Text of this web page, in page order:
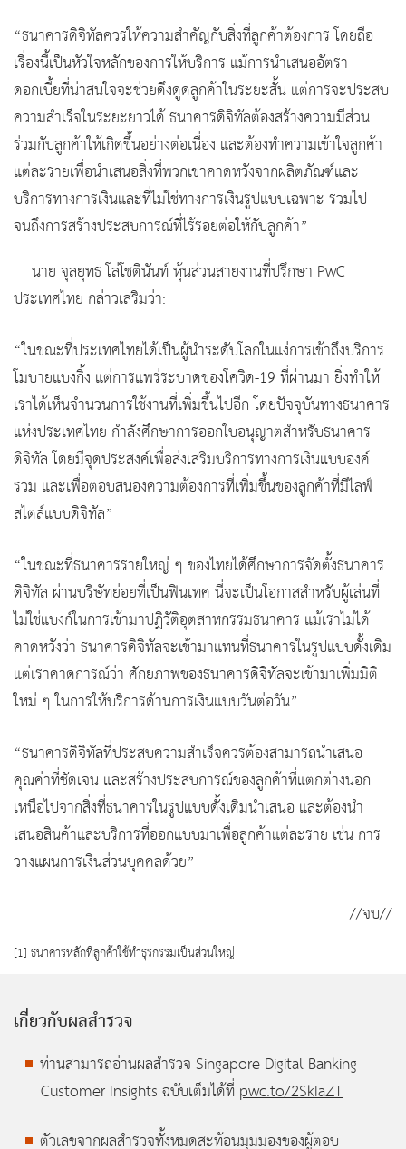
“ธนาคารดิจิทัลควรให้ความสำคัญกับสิ่งที่ลูกค้าต้องการ โดยถือ
เรื่องนี้เป็นหัวใจหลักของการให้บริการ แม้การนำเสนออัตรา
ดอกเบี้ยที่น่าสนใจจะช่วยดึงดูดลูกค้าในระยะสั้น แต่การจะประสบ
ความสำเร็จในระยะยาวได้ ธนาคารดิจิทัลต้องสร้างความมีส่วน
ร่วมกับลูกค้าให้เกิดขึ้นอย่างต่อเนื่อง และต้องทำความเข้าใจลูกค้า
แต่ละรายเพื่อนำเสนอสิ่งที่พวกเขาคาดหวังจากผลิตภัณฑ์และ
บริการทางการเงินและที่ไม่ใช่ทางการเงินรูปแบบเฉพาะ รวมไป
จนถึงการสร้างประสบการณ์ที่ไร้รอยต่อให้กับลูกค้า”
นาย จุลยุทธ โล่โชตินันท์ หุ้นส่วนสายงานที่ปรึกษา PwC
ประเทศไทย กล่าวเสริมว่า:
“ในขณะที่ประเทศไทยได้เป็นผู้นำระดับโลกในแง่การเข้าถึงบริการ
โมบายแบงกิ้ง แต่การแพร่ระบาดของโควิด-19 ที่ผ่านมา ยิ่งทำให้
เราได้เห็นจำนวนการใช้งานที่เพิ่มขึ้นไปอีก โดยปัจจุบันทางธนาคาร
แห่งประเทศไทย กำลังศึกษาการออกใบอนุญาตสำหรับธนาคาร
ดิจิทัล โดยมีจุดประสงค์เพื่อส่งเสริมบริการทางการเงินแบบองค์
รวม และเพื่อตอบสนองความต้องการที่เพิ่มขึ้นของลูกค้าที่มีไลฟ์
สไตล์แบบดิจิทัล”
“ในขณะที่ธนาคารรายใหญ่ ๆ ของไทยได้ศึกษาการจัดตั้งธนาคาร
ดิจิทัล ผ่านบริษัทย่อยที่เป็นฟินเทค นี่จะเป็นโอกาสสำหรับผู้เล่นที่
ไม่ใช่แบงก์ในการเข้ามาปฏิวัติอุตสาหกรรมธนาคาร แม้เราไม่ได้
คาดหวังว่า ธนาคารดิจิทัลจะเข้ามาแทนที่ธนาคารในรูปแบบดั้งเดิม
แต่เราคาดการณ์ว่า ศักยภาพของธนาคารดิจิทัลจะเข้ามาเพิ่มมิติ
ใหม่ ๆ ในการให้บริการด้านการเงินแบบวันต่อวัน”
“ธนาคารดิจิทัลที่ประสบความสำเร็จควรต้องสามารถนำเสนอ
คุณค่าที่ชัดเจน และสร้างประสบการณ์ของลูกค้าที่แตกต่างนอก
เหนือไปจากสิ่งที่ธนาคารในรูปแบบดั้งเดิมนำเสนอ และต้องนำ
เสนอสินค้าและบริการที่ออกแบบมาเพื่อลูกค้าแต่ละราย เช่น การ
วางแผนการเงินส่วนบุคคลด้วย”
//จบ//
[1] ธนาคารหลักที่ลูกค้าใช้ทำธุรกรรมเป็นส่วนใหญ่
เกี่ยวกับผลสำรวจ
ท่านสามารถอ่านผลสำรวจ Singapore Digital Banking
Customer Insights ฉบับเต็มได้ที่ pwc.to/2SkIaZT
ตัวเลขจากผลสำรวจทั้งหมดสะท้อนมุมมองของผู้ตอบ